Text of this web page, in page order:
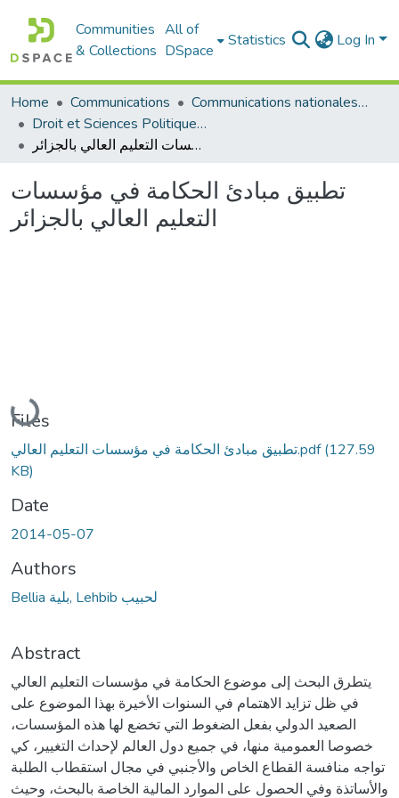
Communities
& Collections
All of
DSpace
Statistics Log In
Home Communications
Communications nationales (مداخلات وطنية)
Droit et Sciences Politiques - الحقوق و العلوم السياسية
تطبيق مبادئ الحكامة في مؤسسات التعليم العالي بالجزائر
تطبيق مبادئ الحكامة في مؤسسات
التعليم العالي بالجزائر
Loading...
Files
تطبيق مبادئ الحكامة في مؤسسات التعليم العالي.pdf(127.59
KB)
Date
2014-05-07
Authors
Bellia بلية, Lehbib لحبيب
Abstract
يتطرق البحث إلى موضوع الحكامة في مؤسسات التعليم العالي
في ظل تزايد الاهتمام في السنوات الأخيرة بهذا الموضوع على
الصعيد الدولي بفعل الضغوط التي تخضع لها هذه المؤسسات،
خصوصا العمومية منها، في جميع دول العالم لإحداث التغيير، كي
تواجه منافسة القطاع الخاص والأجنبي في مجال استقطاب الطلبة
والأساتذة وفي الحصول على الموارد المالية الخاصة بالبحث، وحيث